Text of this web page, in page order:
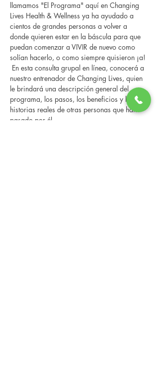
llamamos "El Programa" aquí en Changing
Lives Health & Wellness ya ha ayudado a
cientos de grandes personas a volver a
donde quieren estar en la báscula para que
puedan comenzar a VIVIR de nuevo como
solían hacerlo, o como siempre quisieron ¡a!
nuestro entrenador de Changing Lives, quien
le brindará una descripción general del
programa, los pasos, los beneficios y las
historias reales de otras personas que han
pasado por él.